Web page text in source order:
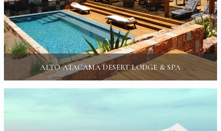
ALTO ATACAMA DESERT LODGE & SPA